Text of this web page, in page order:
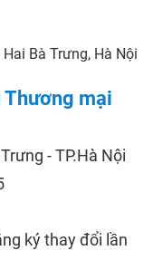
Bà Trưng, Hà Nội
Thương mại
- TP.Hà Nội
ký thay đổi lần